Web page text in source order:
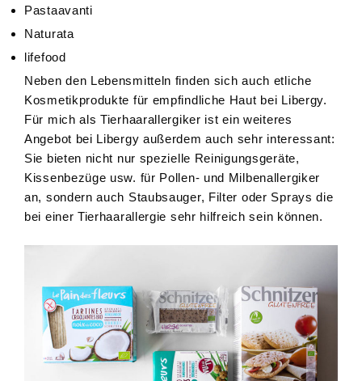
Pastaavanti
Naturata
lifefood
Neben den Lebensmitteln finden sich auch etliche
Kosmetikprodukte für empfindliche Haut bei Libergy.
Für mich als Tierhaarallergiker ist ein weiteres
Angebot bei Libergy außerdem auch sehr interessant:
Sie bieten nicht nur spezielle Reinigungsgeräte,
Kissenbezüge usw. für Pollen- und Milbenallergiker
an, sondern auch Staubsauger, Filter oder Sprays die
bei einer Tierhaarallergie sehr hilfreich sein können.